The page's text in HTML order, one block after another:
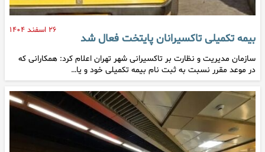
۲۶ اسفند ۱۴۰۴
بیمه تکمیلی تاکسیرانان پایتخت فعال شد
سازمان مدیریت و نظارت بر تاکسیرانی شهر تهران اعلام کرد: همکارانی که
در موعد مقرر نسبت به ثبت نام بیمه تکمیلی خود و یا…